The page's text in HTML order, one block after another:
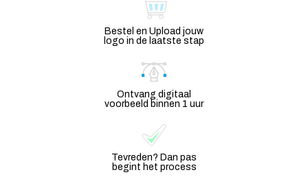
Bestel en Upload jouw
logo in de laatste stap
Ontvang digitaal
voorbeeld binnen 1 uur
Tevreden? Dan pas
begint het process